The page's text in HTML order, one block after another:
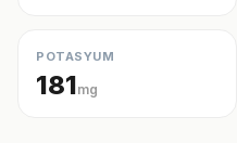
POTASYUM
181mg